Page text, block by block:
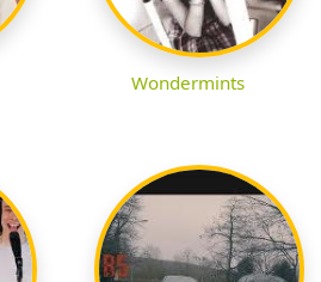
Wondermints